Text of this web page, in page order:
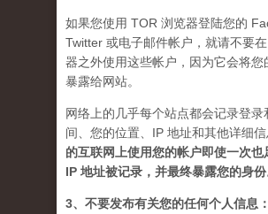
如果您使用 TOR 浏览器登陆您的
Twitter 或电子邮件帐户，就请不要
器之外使用这些帐户，因为它会将您
暴露给网站。
网络上的几乎每个站点都会记录登录
间、您的位置、IP 地址和其他详细信
的互联网上使用您的帐户即使一次也
IP 地址被记录，并最终暴露您的身份
3、不要发布有关您的任何个人信息：